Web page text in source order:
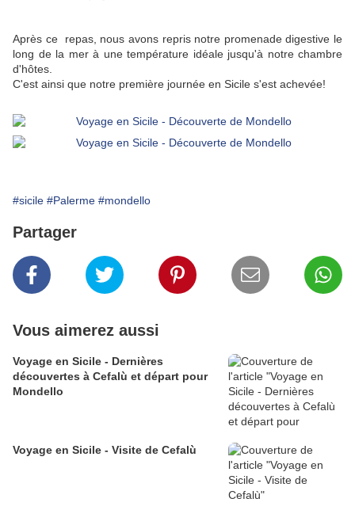
Après ce repas, nous avons repris notre promenade digestive le
long de la mer à une température idéale jusqu'à notre chambre
d'hôtes.
C'est ainsi que notre première journée en Sicile s'est achevée!
#sicile #Palerme #mondello
Partager
Vous aimerez aussi
Voyage en Sicile - Dernières
découvertes à Cefalù et départ pour
Mondello
Voyage en Sicile - Visite de Cefalù